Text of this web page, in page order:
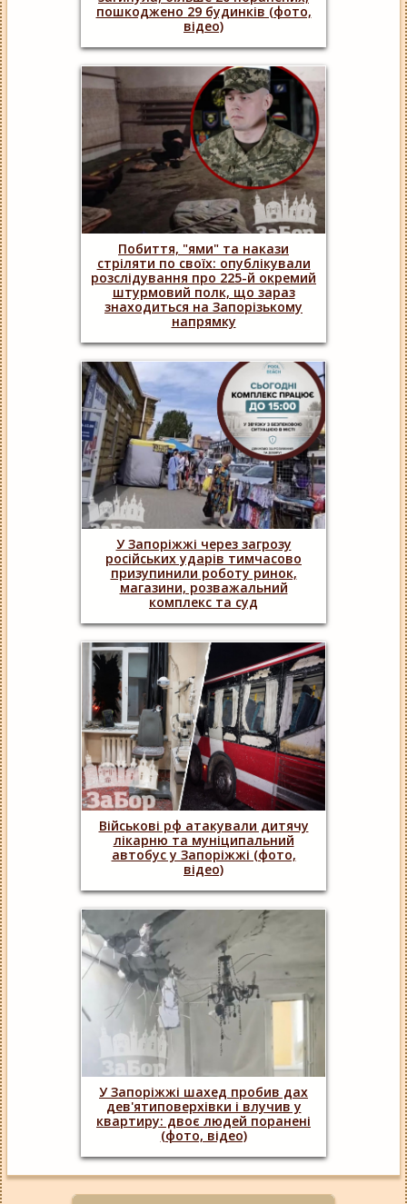
пошкоджено 29 будинків (фото,
відео)
Побиття, "ями" та накази
стріляти по своїх: опублікували
розслідування про 225-й окремий
штурмовий полк, що зараз
знаходиться на Запорізькому
напрямку
У Запоріжжі через загрозу
російських ударів тимчасово
призупинили роботу ринок,
магазини, розважальний
комплекс та суд
Військові рф атакували дитячу
лікарню та муніципальний
автобус у Запоріжжі (фото,
відео)
У Запоріжжі шахед пробив дах
дев'ятиповерхівки і влучив у
квартиру: двоє людей поранені
(фото, відео)